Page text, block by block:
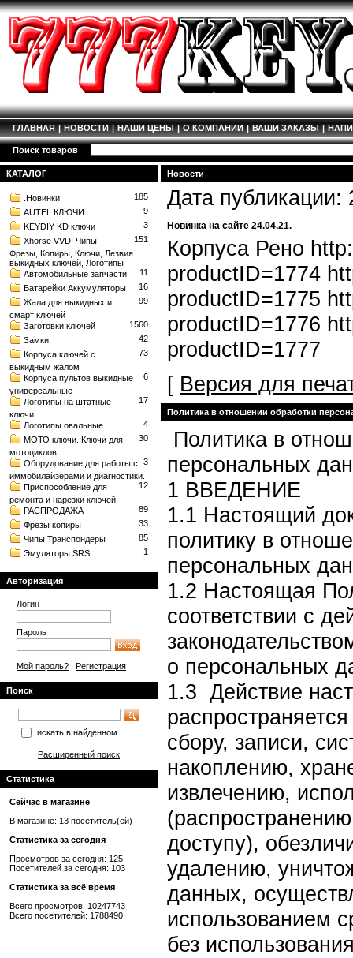
ГЛАВНАЯ | НОВОСТИ | НАШИ ЦЕНЫ | О КОМПАНИИ | ВАШИ ЗАКАЗЫ |
Поиск товаров
КАТАЛОГ
185
.Новинки
9
AUTEL КЛЮЧИ
3
KEYDIY KD ключи
151
Xhorse VVDI Чипы,
Фрезы, Копиры, Ключи, Лезвия
выкидных ключей, Логотипы
11
Автомобильные запчасти
16
Батарейки Аккумуляторы
99
Жала для выкидных и
смарт ключей
1560
Заготовки ключей
42
Замки
73
Корпуса ключей с
выкидным жалом
6
Корпуса пультов выкидные
универсальные
17
Логотипы на штатные
ключи
4
Логотипы овальные
30
МОТО ключи. Ключи для
мотоциклов
3
Оборудование для работы с
иммобилайзерами и диагностики.
12
Приспособление для
ремонта и нарезки ключей
89
РАСПРОДАЖА
33
Фрезы копиры
85
Чипы Транспондеры
1
Эмуляторы SRS
Авторизация
Логин
Пароль
Мой пароль? | Регистрация
Поиск
искать в найденном
Расширенный поиск
Статистика
Сейчас в магазине
В магазине: 13 посетитель(ей)
Статистика за сегодня
Просмотров за сегодня: 125
Посетителей за сегодня: 103
Статистика за всё время
Всего просмотров: 10247743
Всего посетителей: 1788490
Новости
Дата публикации:
Новинка на сайте 24.04.21.
Корпуса Рено
productID=1774
productID=1775
productID=1776
productID=1777
[ Версия для
Политика в отношении обработки
Политика в
персональных
1 ВВЕДЕНИЕ
1.1 Настоящий
политику в
персональных
1.2 Настоящая
соответствии с
о персональных
1.3 Действие
сбору, записи,
накоплению,
извлечению,
доступу),
удалению,
данных,
использованием
без